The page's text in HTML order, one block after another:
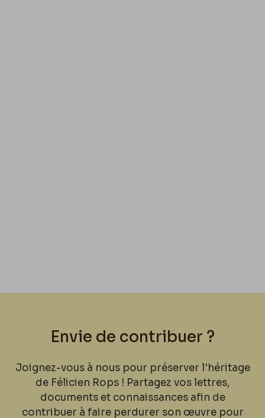
Envie de contribuer ?
Joignez-vous à nous pour préserver l'héritage
de Félicien Rops ! Partagez vos lettres,
documents et connaissances afin de
contribuer à faire perdurer son œuvre pour